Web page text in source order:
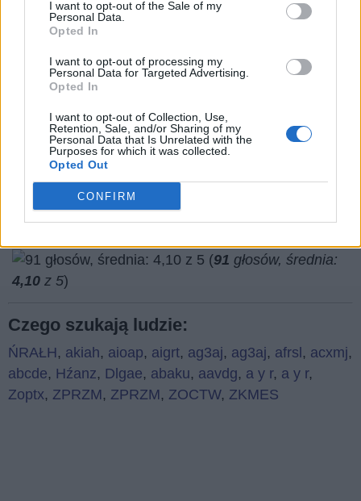
I want to opt-out of the Sale of my
Personal Data.
Opted In
I want to opt-out of processing my
Personal Data for Targeted Advertising.
Opted In
I want to opt-out of Collection, Use,
Retention, Sale, and/or Sharing of my
Personal Data that Is Unrelated with the
Purposes for which it was collected.
Opted Out
CONFIRM
Co sądzisz o naszej stronie?
(91 głosów, średnia:
4,10 z 5)
Czego szukają ludzie:
ŃRAŁH, akiah, aioap, aigrt, ag3aj, ag3aj, afrsl , acxmj,
abcde, Hźanz, Dlgae, abaku, aavdg, a y r, a y r,
Zoptx, ZPRZM, ZPRZM, ZOCTW, ZKMES